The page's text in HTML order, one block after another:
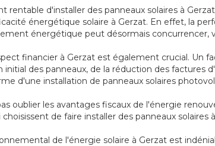
rentable d'installer des panneaux solaires à
énergétique solaire à Gerzat. En effet, la
énergétique peut désormais concurrencer,
financier à Gerzat est également crucial. Un
initial des panneaux, de la réduction des factures
d'une installation de panneaux solaires
oublier les avantages fiscaux de l'énergie
choisissent de faire installer des panneaux
de l'énergie solaire à Gerzat est